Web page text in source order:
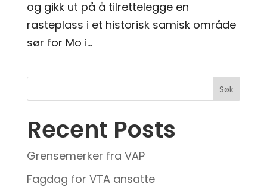
og gikk ut på å tilrettelegge en
rasteplass i et historisk samisk område
sør for Mo i...
Søk
Recent Posts
Grensemerker fra VAP
Fagdag for VTA ansatte